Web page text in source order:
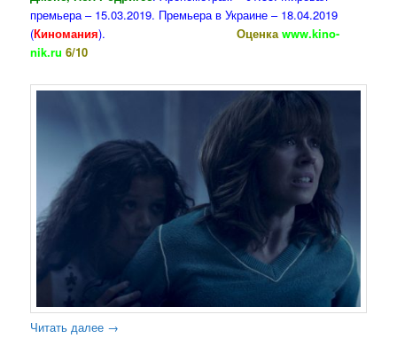
премьера – 15.03.2019. Премьера в Украине – 18.04.2019
(Киномания).Оценкаwww.kino-
nik.ru 6/10
Читать далее →